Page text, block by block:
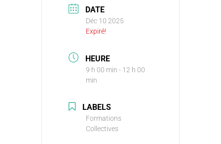
DATE
Déc 10 2025
Expiré!
HEURE
9 h 00 min - 12 h 00
min
LABELS
Formations
Collectives